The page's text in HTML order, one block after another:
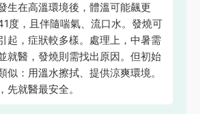
生在高溫環境後，體溫可能飆更
度，且伴隨喘氣、流口水。發燒可
起，症狀較多樣。處理上，中暑需
就醫，發燒則需找出原因。但初始
似：用溫水擦拭、提供涼爽環境。
先就醫最安全。